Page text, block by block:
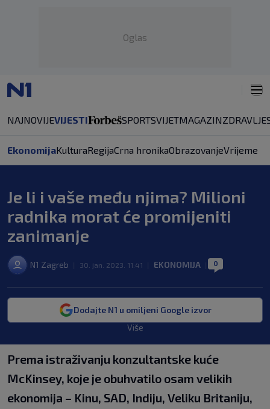
Oglas
NAJNOVIJEVIJESTI SPORTSVIJETMAGAZINZDRAVLJE
EkonomijaKulturaRegijaCrna hronikaObrazovanjeVrijeme
Je li i vaše među njima? Milioni
radnika morat će promijeniti
zanimanje
N1 Zagreb 30. jan. 2023. 11:41 EKONOMIJA 0
Dodajte N1 u omiljeni Google izvor
Više
Prema istraživanju konzultantske kuće
McKinsey, koje je obuhvatilo osam velikih
ekonomija – Kinu, SAD, Indiju, Veliku Britaniju,